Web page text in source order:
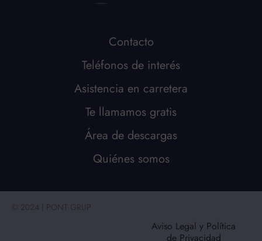
Contacto
Teléfonos de interés
Asistencia en carretera
Te llamamos gratis
Área de descargas
Quiénes somos
© 2024 | PONT GRUP
Aviso Legal y Política
de Privacidad